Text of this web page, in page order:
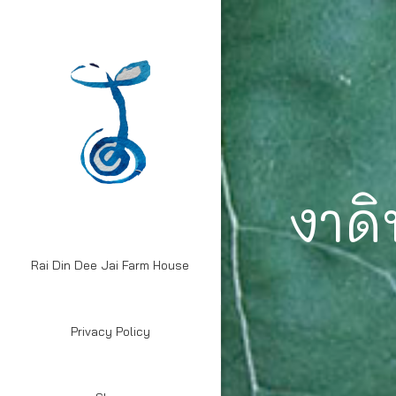
Rai Din Dee Jai Farm House
Privacy Policy
งา